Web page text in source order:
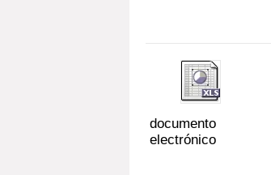
documento
electrónico